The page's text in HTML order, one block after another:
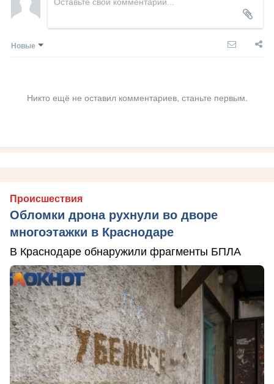
Новые
Никто ещё не оставил комментариев, станьте первым.
Происшествия
Обломки дрона рухнули во дворе
многоэтажки в Краснодаре
В Краснодаре обнаружили фрагменты БПЛА